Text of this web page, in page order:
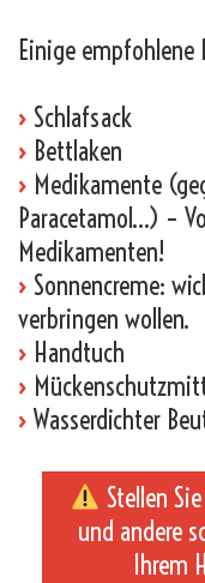
Einige empfohlene
› Schlafsack
› Bettlaken
› Medikamente
Paracetamol…) –
Medikamenten!
› Sonnencreme:
verbringen wollen.
› Handtuch
›
› Wasserdichter
Stellen
und andere
Ihrem